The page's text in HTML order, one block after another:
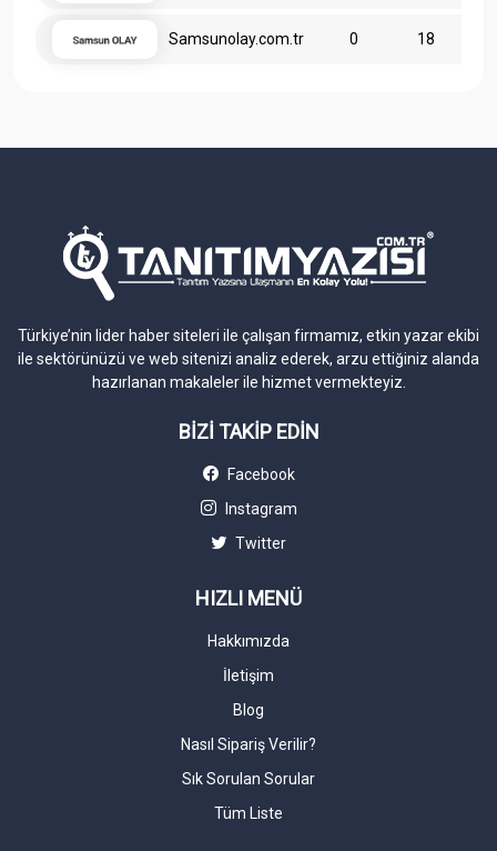
Samsunolay.com.tr 0 18
Türkiye’nin lider haber siteleri ile çalışan firmamız, etkin yazar ekibi
ile sektörünüzü ve web sitenizi analiz ederek, arzu ettiğiniz alanda
hazırlanan makaleler ile hizmet vermekteyiz.
BİZİ TAKİP EDİN
Facebook
Instagram
Twitter
HIZLI MENÜ
Hakkımızda
İletişim
Blog
Nasıl Sipariş Verilir?
Sık Sorulan Sorular
Tüm Liste